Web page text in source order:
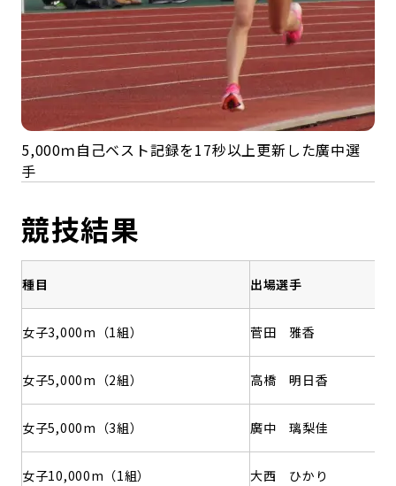
5,000ｍ自己ベスト記録を17秒以上更新した廣中選
手
競技結果
種目 出場選手
女子3,000m（1組） 菅田 雅香
女子5,000m（2組） 高橋 明日香
女子5,000m（3組） 廣中 璃梨佳
女子10,000m（1組） 大西 ひかり